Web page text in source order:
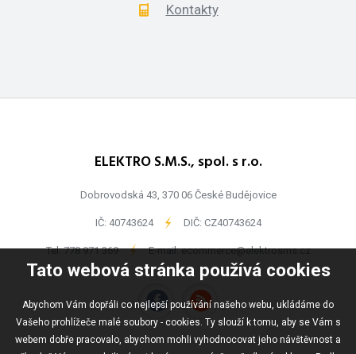
Tato webová stránka používá cookies
Abychom Vám dopřáli co nejlepší používání našeho webu, ukládáme do
Vašeho prohlížeče malé soubory - cookies. Ty slouží k tomu, aby se Vám s
webem dobře pracovalo, abychom mohli vyhodnocovat jeho návštěvnost a
Kontakty
ELEKTRO S.M.S., spol. s r.o.
Dobrovodská 43, 370 06 České Budějovice
IČ: 40743624 - DIČ: CZ40743624
Tel:778 971 369 - E-mail:ecommerce@elektrosms.cz